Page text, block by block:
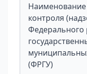
Наименование
контроля
Федерального
(ФРГУ)